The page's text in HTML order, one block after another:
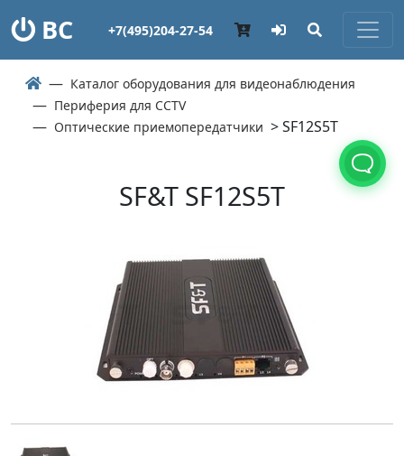
ВС +7(495)204-27-54
Каталог оборудования для видеонаблюдения
Периферия для CCTV
Оптические приемопередатчики > SF12S5T
SF&T SF12S5T